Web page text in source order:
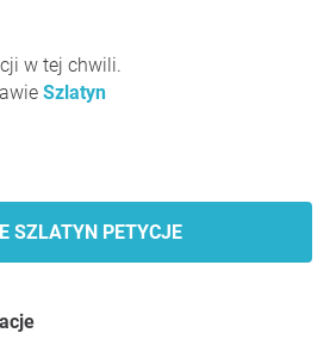
w tej chwili.
Szlatyn
SZLATYN PETYCJE